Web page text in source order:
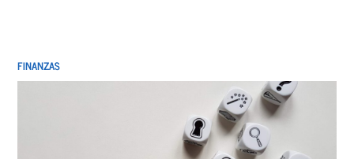
FINANZAS